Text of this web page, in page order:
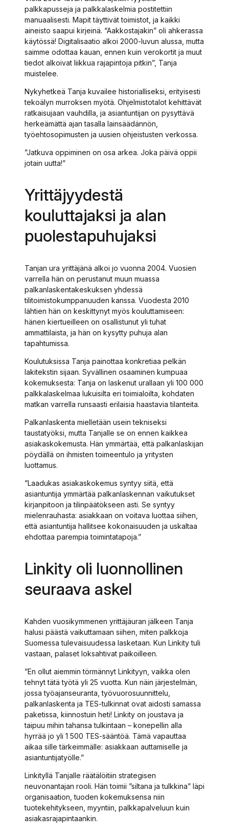
palkkapusseja ja palkkalaskelmia postitettiin
manuaalisesti. Mapit täyttivät toimistot, ja kaikki
aineisto saapui kirjeinä. “Aakkostajakin” oli ahkerassa
käytössä! Digitalisaatio alkoi 2000-luvun alussa, mutta
saimme odottaa kauan, ennen kuin verokortit ja muut
tiedot alkoivat liikkua rajapintoja pitkin”, Tanja
muistelee.
Nykyhetkeä Tanja kuvailee historialliseksi, erityisesti
tekoälyn murroksen myötä. Ohjelmistotalot kehittävät
ratkaisujaan vauhdilla, ja asiantuntijan on pysyttävä
herkeämättä ajan tasalla lainsäädännön,
työehtosopimusten ja uusien ohjeistusten verkossa.
”Jatkuva oppiminen on osa arkea. Joka päivä oppii
jotain uutta!”
Yrittäjyydestä
kouluttajaksi ja alan
puolestapuhujaksi
Tanjan ura yrittäjänä alkoi jo vuonna 2004. Vuosien
varrella hän on perustanut muun muassa
palkanlaskentakeskuksen yhdessä
tilitoimistokumppanuuden kanssa. Vuodesta 2010
lähtien hän on keskittynyt myös kouluttamiseen:
hänen kiertueilleen on osallistunut yli tuhat
ammattilaista, ja hän on kysytty puhuja alan
tapahtumissa.
Koulutuksissa Tanja painottaa konkretiaa pelkän
lakitekstin sijaan. Syvällinen osaaminen kumpuaa
kokemuksesta: Tanja on laskenut urallaan yli 100 000
palkkalaskelmaa lukuisilta eri toimialoilta, kohdaten
matkan varrella runsaasti erilaisia haastavia tilanteita.
Palkanlaskenta mielletään usein tekniseksi
taustatyöksi, mutta Tanjalle se on ennen kaikkea
asiakaskokemusta. Hän ymmärtää, että palkanlaskijan
pöydällä on ihmisten toimeentulo ja yritysten
luottamus.
”Laadukas asiakaskokemus syntyy siitä, että
asiantuntija ymmärtää palkanlaskennan vaikutukset
kirjanpitoon ja tilinpäätökseen asti. Se syntyy
mielenrauhasta: asiakkaan on voitava luottaa siihen,
että asiantuntija hallitsee kokonaisuuden ja uskaltaa
ehdottaa parempia toimintatapoja.”
Linkity oli luonnollinen
seuraava askel
Kahden vuosikymmenen yrittäjäuran jälkeen Tanja
halusi päästä vaikuttamaan siihen, miten palkkoja
Suomessa tulevaisuudessa lasketaan. Kun Linkity tuli
vastaan, palaset loksahtivat paikoilleen.
”En ollut aiemmin törmännyt Linkityyn, vaikka olen
tehnyt tätä työtä yli 25 vuotta. Kun näin järjestelmän,
jossa työajanseuranta, työvuorosuunnittelu,
palkanlaskenta ja TES-tulkinnat ovat aidosti samassa
paketissa, kiinnostuin heti! Linkity on joustava ja
taipuu mihin tahansa tulkintaan – konepellin alla
hyrrää jo yli 1 500 TES-sääntöä. Tämä vapauttaa
aikaa sille tärkeimmälle: asiakkaan auttamiselle ja
asiantuntijatyölle.”
Linkityllä Tanjalle räätälöitiin strategisen
neuvonantajan rooli. Hän toimii ”siltana ja tulkkina” läpi
organisaation, tuoden kokemuksensa niin
tuotekehitykseen, myyntiin, palkkapalveluun kuin
asiakasrajapintaankin.